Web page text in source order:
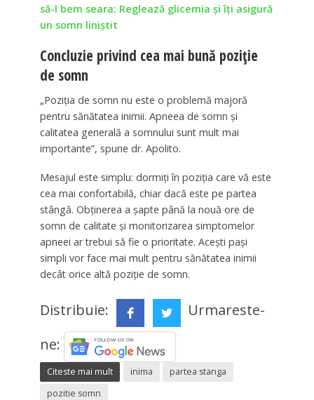
să-l bem seara: Reglează glicemia și îți asigură
un somn liniștit
Concluzie privind cea mai bună poziție
de somn
„Poziția de somn nu este o problemă majoră
pentru sănătatea inimii. Apneea de somn și
calitatea generală a somnului sunt mult mai
importante”, spune dr. Apolito.
Mesajul este simplu: dormiți în poziția care vă este
cea mai confortabilă, chiar dacă este pe partea
stângă. Obținerea a șapte până la nouă ore de
somn de calitate și monitorizarea simptomelor
apneei ar trebui să fie o prioritate. Acești pași
simpli vor face mai mult pentru sănătatea inimii
decât orice altă poziție de somn.
Distribuie:
Urmareste-
ne:
Citeste mai mult inima
partea stanga
pozitie somn